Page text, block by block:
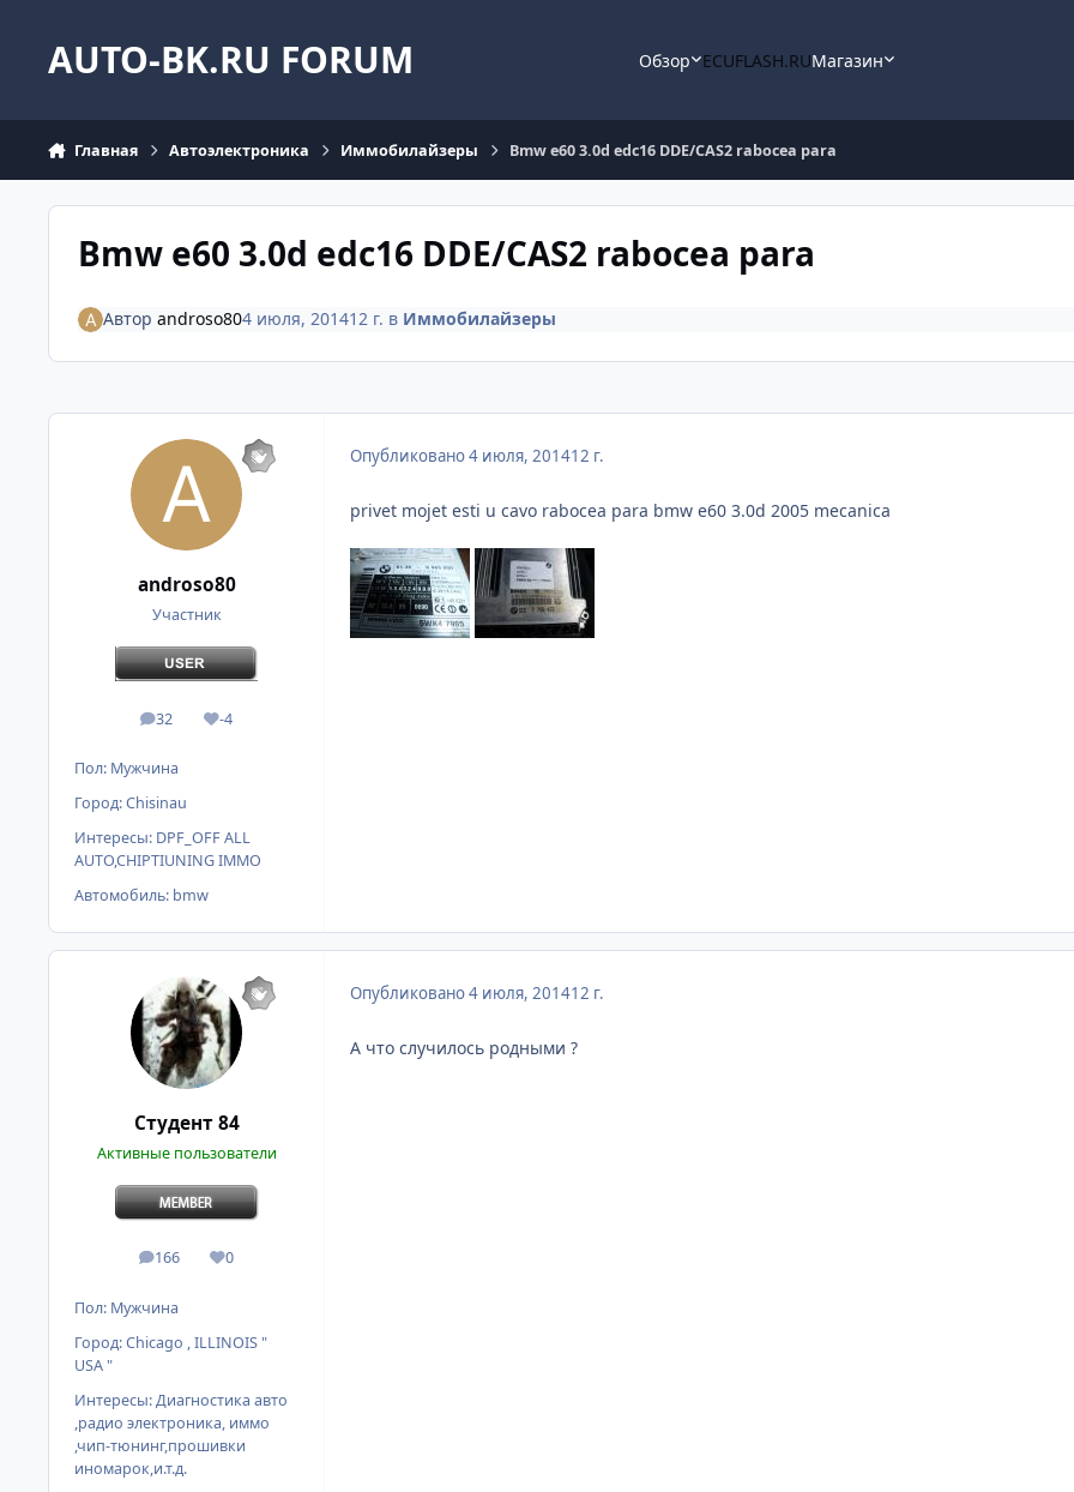
AUTO-BK.RU FORUM Обзор ECUFLASH.RUМагазин
Главная Автоэлектроника Иммобилайзеры Bmw e60 3.0d edc16 DDE/CAS2 rabocea para
Bmw e60 3.0d edc16 DDE/CAS2 rabocea para
Автор androso804 июля, 201412 г. в Иммобилайзеры
androso80
Участник
32
сообщения
-4
Репутация
Пол: Мужчина
Город:Chisinau
Интересы: DPF_OFF ALL
AUTO,CHIPTIUNING IMMO
Автомобиль: bmw
Опубликовано4 июля, 201412 г.
privet mojet esti u cavo rabocea para bmw e60 3.0d 2005 mecanica
Студент 84
Активные пользователи
166
сообщения
0
Репутация
Пол: Мужчина
Город:Chicago , ILLINOIS "
USA "
Интересы:Диагностика авто
,радио электроника, иммо
,чип-тюнинг,прошивки
иномарок,и.т.д.
Опубликовано4 июля, 201412 г.
А что случилось родными ?